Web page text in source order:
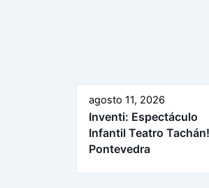
agosto 11, 2026
Inventi: Espectáculo
Infantil Teatro
Pontevedra